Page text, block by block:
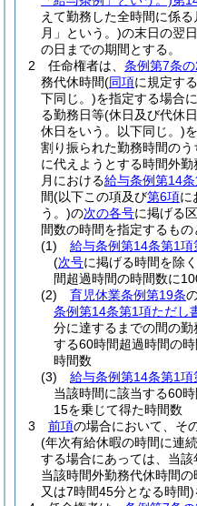
えて勤務した全時間に係る
月」という。)の末日の翌
の日までの期間とする。
2
任命権者は、 条例第7条
務代休時間(同項に規定す
下同じ。)を指定する場合に
る勤務日等(休日及び代休日
休日をいう。以下同じ。)
割り振られた勤務時間の
に代えようとする時間外
月における給与条例第14
間(以下この項及び第6項に
う。)の次の各号に掲げる
間数の時間を指定するもの
(1)
給与条例第14条第1項
(次号に掲げる時間を除
間超過時間の時間数に
(2)
育児休業条例第19条
条例第14条第1項ただし
分に達するまでの間の
する60時間超過時間の
時間数
(3)
給与条例第14条第1項
当該時間に該当する60
15を乗じて得た時間数
3
前項の場合において、そ
(年次有給休暇の時間に連
する場合にあっては、当
当該時間外勤務代休時間
又は7時間45分となる時間)